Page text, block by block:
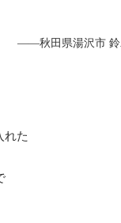
——秋田県湯沢市 鈴
れた